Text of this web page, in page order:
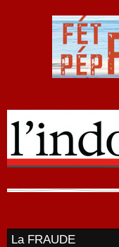
La FRAUDE